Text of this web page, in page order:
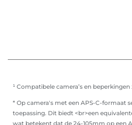
¹ Compatibele camera’s en
* Op camera's met een APS-C-formaat
toepassing. Dit biedt <br>een
wat betekent dat de 24-105mm op een